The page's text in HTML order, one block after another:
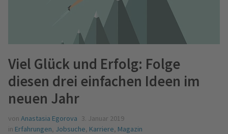
Viel Glück und Erfolg: Folge
diesen drei einfachen Ideen im
neuen Jahr
von Anastasia Egorova
3. Januar 2019
in Erfahrungen, Jobsuche, Karriere, Magazin